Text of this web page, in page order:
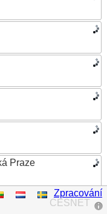
Praze
CESNET
Zpracování